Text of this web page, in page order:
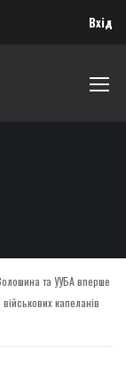
Вхід
та УУБА вперше
капеланів